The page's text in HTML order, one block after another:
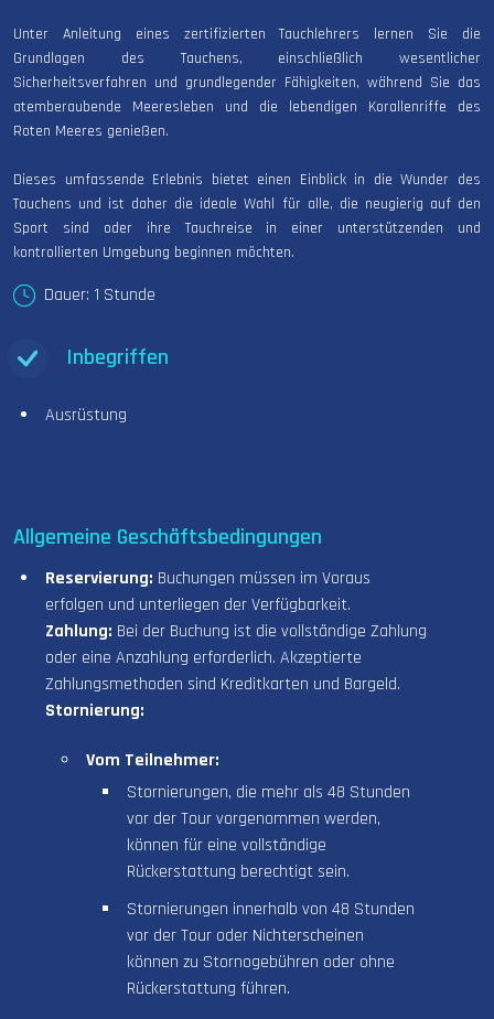
Unter Anleitung eines zertifizierten Tauchlehrers lernen Sie die
Grundlagen des Tauchens, einschließlich wesentlicher
Sicherheitsverfahren und grundlegender Fähigkeiten, während Sie das
atemberaubende Meeresleben und die lebendigen Korallenriffe des
Roten Meeres genießen.
Dieses umfassende Erlebnis bietet einen Einblick in die Wunder des
Tauchens und ist daher die ideale Wahl für alle, die neugierig auf den
Sport sind oder ihre Tauchreise in einer unterstützenden und
kontrollierten Umgebung beginnen möchten.
Dauer: 1 Stunde
Inbegriffen
Ausrüstung
Allgemeine Geschäftsbedingungen
Reservierung: Buchungen müssen im Voraus
erfolgen und unterliegen der Verfügbarkeit.
Zahlung: Bei der Buchung ist die vollständige Zahlung
oder eine Anzahlung erforderlich. Akzeptierte
Zahlungsmethoden sind Kreditkarten und Bargeld.
Stornierung:
Vom Teilnehmer:
Stornierungen, die mehr als 48 Stunden
vor der Tour vorgenommen werden,
können für eine vollständige
Rückerstattung berechtigt sein.
Stornierungen innerhalb von 48 Stunden
vor der Tour oder Nichterscheinen
können zu Stornogebühren oder ohne
Rückerstattung führen.